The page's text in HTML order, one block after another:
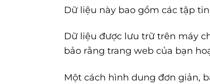
Dữ liệu này bao gồm các tập
Dữ liệu được lưu trữ trên máy
bảo rằng trang web của bạn
Một cách hình dung đơn giản,